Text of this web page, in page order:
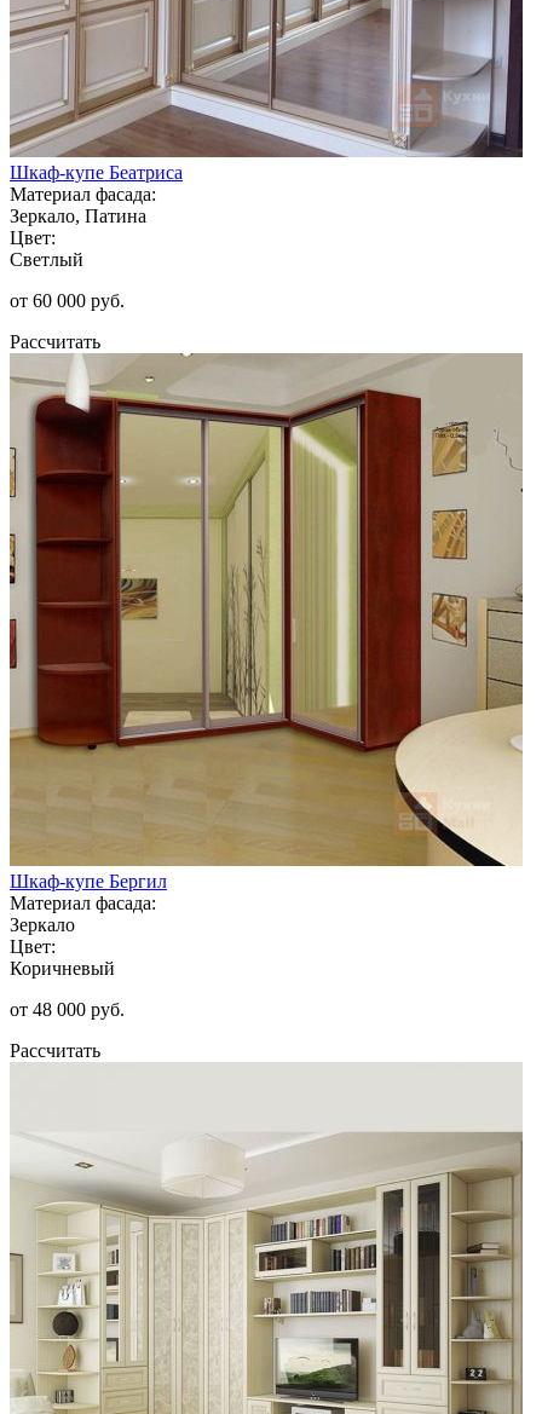
Шкаф-купе Беатриса
Материал фасада:
Зеркало, Патина
Цвет:
Светлый
от 60 000 руб.
Рассчитать
Шкаф-купе Бергил
Материал фасада:
Зеркало
Цвет:
Коричневый
от 48 000 руб.
Рассчитать